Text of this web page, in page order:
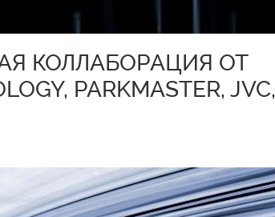
КОЛЛАБОРАЦИЯ ОТ
PARKMASTER, JVC,